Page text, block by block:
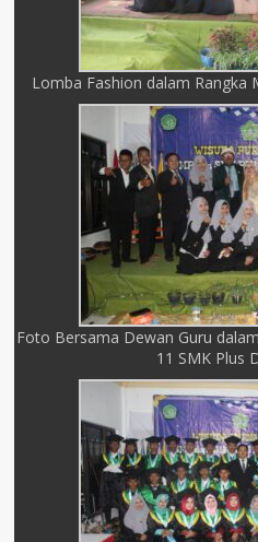
Lomba Fashion dalam Rangka
Foto Bersama Dewan Guru
11 SMK Plus